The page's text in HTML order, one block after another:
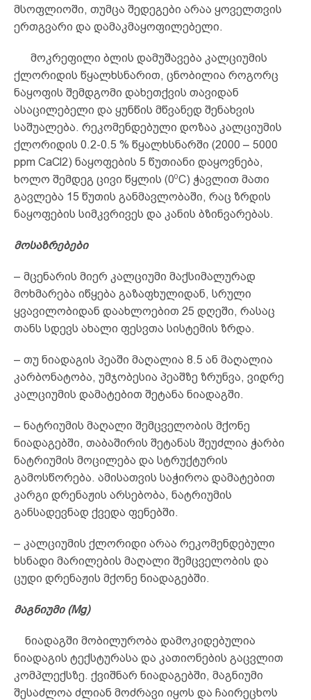
მსოფლიოში, თუმცა შედეგები არაა ყოველთვის
ერთგვარი და დამაკმაყოფილებელი.
მოკრეფილი ბლის დამუშავება კალციუმის
ქლორიდის წყალხსნარით, ცნობილია როგორც
ნაყოფის შემდგომი დახეთქვის თავიდან
ასაცილებელი და ყუნწის მწვანედ შენახვის
საშუალება. რეკომენდებული დოზაა კალციუმის
ქლორიდის 0.2-0.5 % წყალხსნარში (2000 – 5000
ppm CaCl2) ნაყოფების 5 წუთიანი დაყოვნება,
ხოლო შემდეგ ცივი წყლის (00C) ჭავლით მათი
გავლება 15 წუთის განმავლობაში, რაც ზრდის
ნაყოფების სიმკვრივეს და კანის ბზინვარებას.
მოსაზრებები
– მცენარის მიერ კალციუმი მაქსიმალურად
მოხმარება იწყება გაზაფხულიდან, სრული
ყვავილობიდან დაახლოებით 25 დღეში, რასაც
თანს სდევს ახალი ფესვთა სისტემის ზრდა.
– თუ ნიადაგის პეაში მაღალია 8.5 ან მაღალია
კარბონატობა, უმჯობესია პეაშზე ზრუნვა, ვიდრე
კალციუმის დამატებით შეტანა ნიადაგში.
– ნატრიუმის მაღალი შემცველობის მქონე
ნიადაგებში, თაბაშირის შეტანას შეუძლია ჭარბი
ნატრიუმის მოცილება და სტრუქტურის
გამოსწორება. ამისათვის საჭიროა დამატებით
კარგი დრენაჟის არსებობა, ნატრიუმის
განსადევნად ქვედა ფენებში.
– კალციუმის ქლორიდი არაა რეკომენდებული
ხსნადი მარილების მაღალი შემცველობის და
ცუდი დრენაჟის მქონე ნიადაგებში.
მაგნიუმი(Mg)
ნიადაგში მობილურობა დამოკიდებულია
ნიადაგის ტექსტურასა და კათიონების გაცვლით
კომპლექსზე. ქვიშნარ ნიადაგებში, მაგნიუმი
შესაძლოა ძლიან მოძრავი იყოს და ჩაირეცხოს